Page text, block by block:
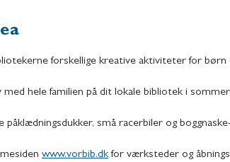
forskellige kreative aktiviteter for børn
hele familien på dit lokale bibliotek i
påklædningsdukker, små racerbiler og
www.vorbib.dkfor værksteder og